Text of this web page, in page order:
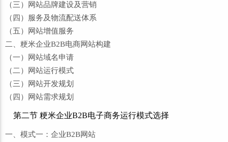
（三）网站品牌建设及营销
（四）服务及物流配送体系
（五）网站增值服务
二、粳米企业B2B电商网站构建
（一）网站域名申请
（二）网站运行模式
（三）网站开发规划
（四）网站需求规划
第二节 粳米企业B2B电子商务运行模式选择
一、模式一：企业B2B网站